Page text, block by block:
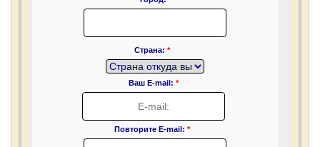
Страна: *
Ваш E-mail: *
Повторите E-mail: *